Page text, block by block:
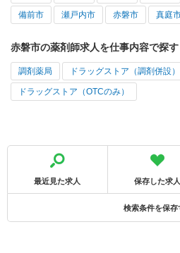
備前市 瀬戸内市 赤磐市 真庭
赤磐市の薬剤師求人を仕事内容で探す
調剤薬局 ドラッグストア（調剤併設）
ドラッグストア（OTCのみ）
最近見た求人 保存した求人
検索条件を保存